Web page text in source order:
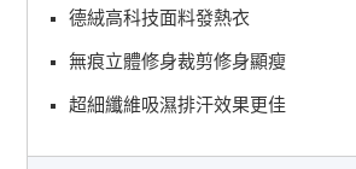
德絨高科技面料發熱衣
無痕立體修身裁剪修身顯瘦
超細纖維吸濕排汗效果更佳